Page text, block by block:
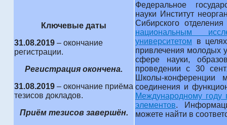
Ключевые даты
31.08.2019 – окончание
регистрации.
Регистрация окончена.
31.08.2019 – окончание приёма
тезисов докладов.
Приём тезисов завершён.
Федеральное
науки Институт
Сибирского
национальным
университетом в
привлечения молодых
сфере науки,
проведении с 30
Школы-конференции
соединения и
Международному году
элементов.
можете найти в